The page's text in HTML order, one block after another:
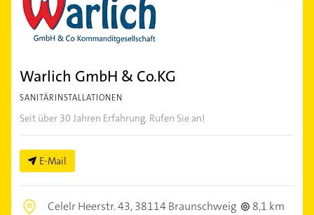
Warlich GmbH & Co.KG
SANITÄRINSTALLATIONEN
Seit über 30 Jahren Erfahrung. Rufen Sie an!
E-Mail
Celelr Heerstr. 43,38114 Braunschweig
8,1 km